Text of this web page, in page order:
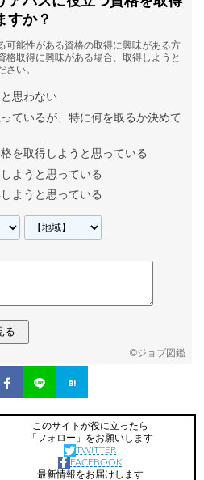
すか？
可能性がある資格の取得に興味がある方
格取得に興味がある場合、取得しようと
い。
思わない
ているが、特に何を取るか決めて
を取得しようと思っている
ようと思っている
ようと思っている
©ジョブ図鑑
このサイトが役に立ったら
「フォロー」をお願いします
TWITTER
FACEBOOK
最新情報をお届けします